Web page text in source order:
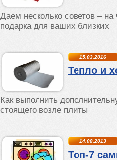
Даем несколько советов –
подарка для ваших близких
15.03.2016
Тепло и
Как выполнить
стоящего возле плиты
14.08.2013
Топ-7